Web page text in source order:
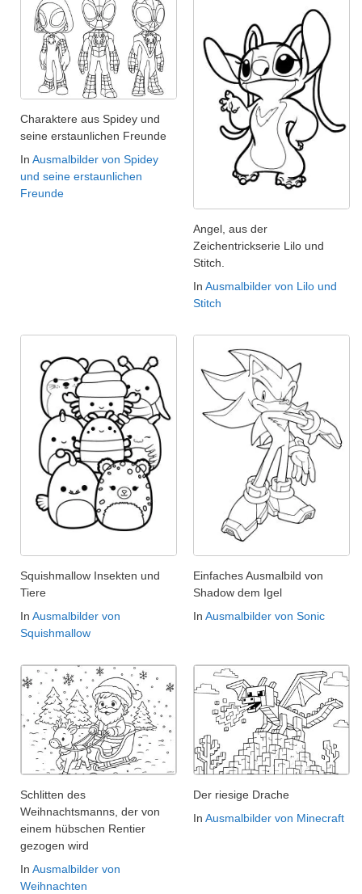
Charaktere aus Spidey und
seine erstaunlichen Freunde
In Ausmalbilder von Spidey
und seine erstaunlichen
Freunde
Angel, aus der
Zeichentrickserie Lilo und
Stitch.
In Ausmalbilder von Lilo und
Stitch
Squishmallow Insekten und
Tiere
In Ausmalbilder von
Squishmallow
Einfaches Ausmalbild von
Shadow dem Igel
In Ausmalbilder von Sonic
Schlitten des
Weihnachtsmanns, der von
einem hübschen Rentier
gezogen wird
In Ausmalbilder von
Weihnachten
Der riesige Drache
In Ausmalbilder von Minecraft